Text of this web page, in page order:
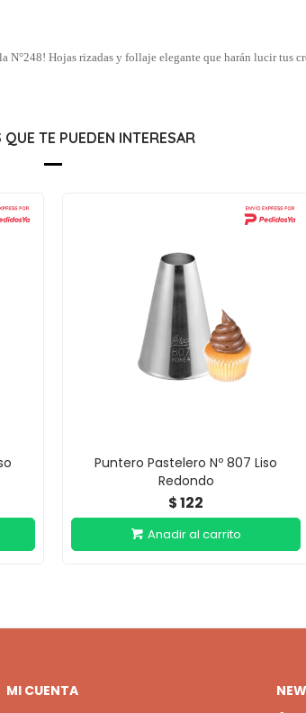
Hojas rizadas y follaje elegante que harán lucir tus
TE PUEDEN INTERESAR
Puntero Pastelero Nº 807 Liso
Redondo
$122
MI CUENTA